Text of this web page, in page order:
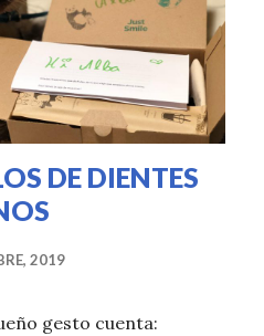
DE DIENTES
2019
gesto cuenta: